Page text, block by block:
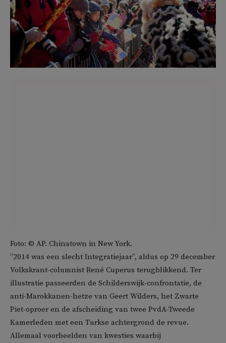
Foto: © AP. Chinatown in New York.
”2014 was een slecht Integratiejaar”, aldus op 29 december
Volkskrant-columnist René Cuperus terugblikkend. Ter
illustratie passeerden de Schilderswijk-confrontatie, de
anti-Marokkanen-hetze van Geert Wilders, het Zwarte
Piet-oproer en de afscheiding van twee PvdA-Tweede
Kamerleden met een Turkse achtergrond de revue.
Allemaal voorbeelden van kwesties waarbij